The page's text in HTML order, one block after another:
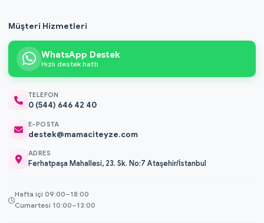
Müşteri Hizmetleri
WhatsApp Destek
Hızlı destek hattı
TELEFON
0 (544) 646 42 40
E-POSTA
destek@mamaciteyze.com
ADRES
Ferhatpaşa Mahallesi, 23. Sk. No:7 Ataşehir/İstanbul
Hafta içi 09:00–18:00
Cumartesi 10:00–13:00